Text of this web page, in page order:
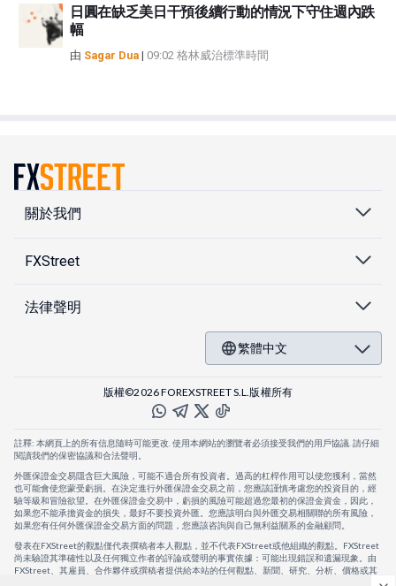
日圓在缺乏美日干預後續行動的情況下守住週內跌
幅
由 Sagar Dua | 09:02 格林威治標準時間
關於我們
FXStreet
法律聲明
繁體中文
版權©2026 FOREXSTREET S.L.版權所有
註釋: 本網頁上的所有信息隨時可能更改. 使用本網站的瀏覽者必須接受我們的用戶協議. 請仔細
閱讀我們的保密協議和合法聲明。
外匯保證金交易隱含巨大風險，可能不適合所有投資者。過高的杠桿作用可以使您獲利，當然
也可能會使您蒙受虧損。在決定進行外匯保證金交易之前，您應該謹慎考慮您的投資目的，經
驗等級和冒險欲望。在外匯保證金交易中，虧損的風險可能超過您最初的保證金資金，因此，
如果您不能承擔資金的損失，最好不要投資外匯。您應該明白與外匯交易相關聯的所有風險，
如果您有任何外匯保證金交易方面的問題，您應該咨詢與自己無利益關系的金融顧問。
發表在FXStreet的觀點僅代表撰稿者本人觀點，並不代表FXStreet或他組織的觀點。FXStreet
尚未驗證其準確性以及任何獨立作者的評論或聲明的事實依據：可能出現錯誤和遺漏現象。由
FXStreet、其雇員、合作夥伴或撰稿者提供給本站的任何觀點、新聞、研究、分析、價格或其